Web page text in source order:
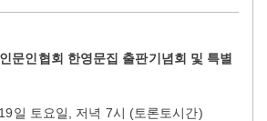
문인협회 한영문집 출판기념회 및 특별
일 토요일, 저녁 7시 (토론토시간)